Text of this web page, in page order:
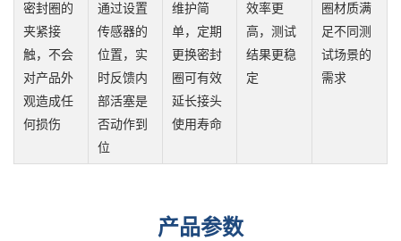
密封圈的
夹紧接
触，不会
对产品外
观造成任
何损伤
通过设置
传感器的
位置，实
时反馈内
部活塞是
否动作到
位
维护简
单，定期
更换密封
圈可有效
延长接头
使用寿命
效率更
高，测试
结果更稳
定
圈材质满
足不同测
试场景的
需求
产品参数